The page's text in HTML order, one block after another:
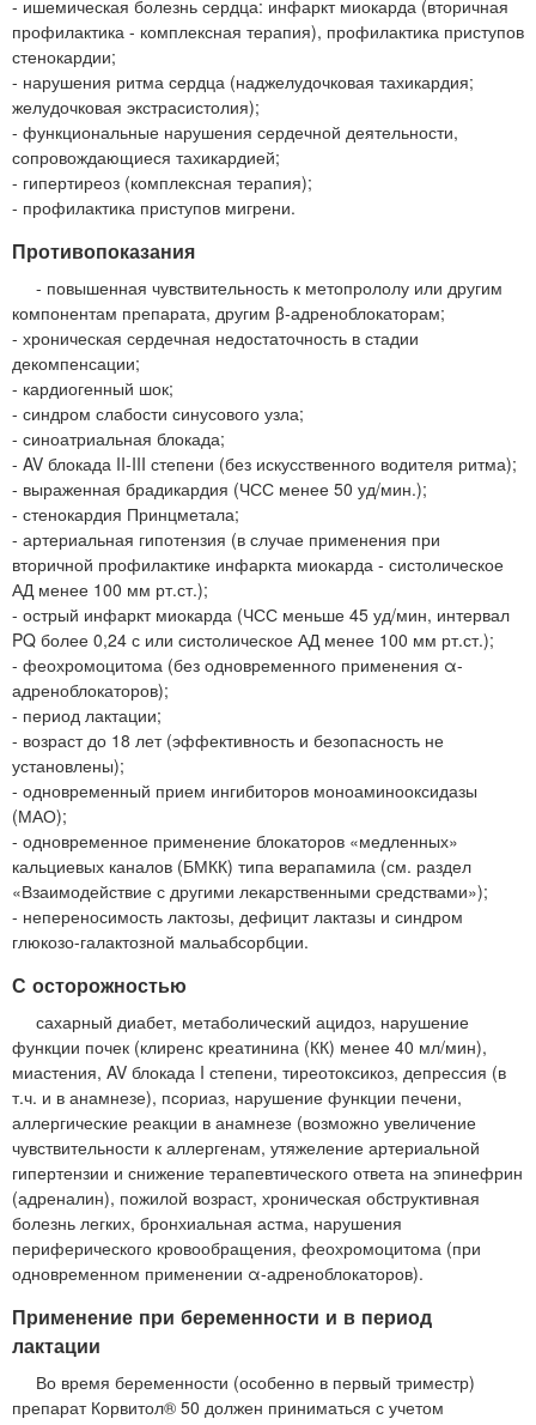
- ишемическая болезнь сердца: инфаркт миокарда (вторичная
профилактика - комплексная терапия), профилактика приступов
стенокардии;
- нарушения ритма сердца (наджелудочковая тахикардия;
желудочковая экстрасистолия);
- функциональные нарушения сердечной деятельности,
сопровождающиеся тахикардией;
- гипертиреоз (комплексная терапия);
- профилактика приступов мигрени.
Противопоказания
- повышенная чувствительность к метопрололу или другим
компонентам препарата, другим β-адреноблокаторам;
- хроническая сердечная недостаточность в стадии
декомпенсации;
- кардиогенный шок;
- синдром слабости синусового узла;
- синоатриальная блокада;
- AV блокада II-III степени (без искусственного водителя ритма);
- выраженная брадикардия (ЧСС менее 50 уд/мин.);
- стенокардия Принцметала;
- артериальная гипотензия (в случае применения при
вторичной профилактике инфаркта миокарда - систолическое
АД менее 100 мм рт.ст.);
- острый инфаркт миокарда (ЧСС меньше 45 уд/мин, интервал
PQ более 0,24 с или систолическое АД менее 100 мм рт.ст.);
- феохромоцитома (без одновременного применения α-
адреноблокаторов);
- период лактации;
- возраст до 18 лет (эффективность и безопасность не
установлены);
- одновременный прием ингибиторов моноаминооксидазы
(МАО);
- одновременное применение блокаторов «медленных»
кальциевых каналов (БМКК) типа верапамила (см. раздел
«Взаимодействие с другими лекарственными средствами»);
- непереносимость лактозы, дефицит лактазы и синдром
глюкозо-галактозной мальабсорбции.
С осторожностью
сахарный диабет, метаболический ацидоз, нарушение
функции почек (клиренс креатинина (КК) менее 40 мл/мин),
миастения, AV блокада I степени, тиреотоксикоз, депрессия (в
т.ч. и в анамнезе), псориаз, нарушение функции печени,
аллергические реакции в анамнезе (возможно увеличение
чувствительности к аллергенам, утяжеление артериальной
гипертензии и снижение терапевтического ответа на эпинефрин
(адреналин), пожилой возраст, хроническая обструктивная
болезнь легких, бронхиальная астма, нарушения
периферического кровообращения, феохромоцитома (при
одновременном применении α-адреноблокаторов).
Применение при беременности и в период
лактации
Во время беременности (особенно в первый триместр)
препарат Корвитол® 50 должен приниматься с учетом